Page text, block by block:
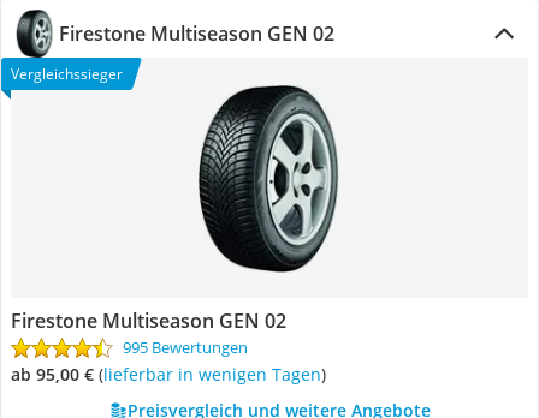
Firestone Multiseason GEN 02
Vergleichssieger
Firestone Multiseason GEN 02
995 Bewertungen
ab 95,00 € ( Lieferbar in wenigen Tagen)
Preisvergleich und weitere Angebote